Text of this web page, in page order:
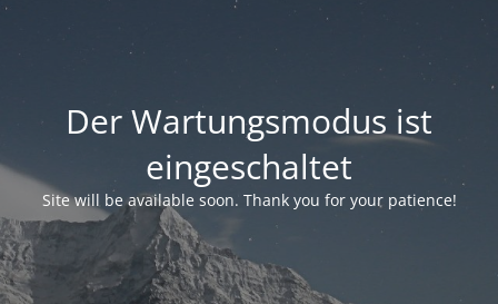
Der Wartungsmodus ist
eingeschaltet
Site will be available soon. Thank you for your patience!